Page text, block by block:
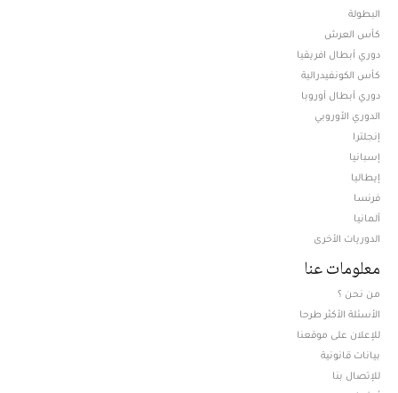
البطولة
كأس العرش
دوري أبطال افريقيا
كأس الكونفيدرالية
دوري أبطال أوروبا
الدوري الأوروبي
إنجلترا
إسبانيا
إيطاليا
فرنسا
ألمانيا
الدوريات الأخرى
معلومات عنا
من نحن ؟
الأسئلة الأكثر طرحا
للإعلان على موقعنا
بيانات قانونية
للإتصال بنا